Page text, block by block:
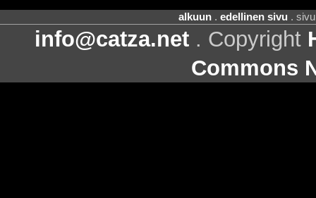
alkuun . edellinen sivu .
info@catza.net . Copyright
Commons